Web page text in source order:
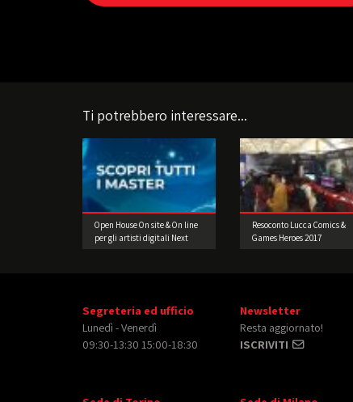
Ti potrebbero interessare...
Open House On site & On line
per gli artisti digitali Next
Resoconto Lucca Comics &
Games Heroes 2017
Segreteria ed ufficio
Lunedì - Venerdì
09:30-13:30 15:00-18:30
Newsletter
Resta aggiornato!
ISCRIVITI